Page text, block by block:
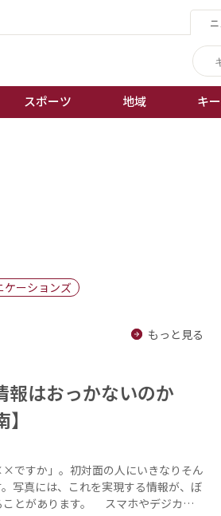
スポーツ 地域 キ
棋王戦
ケーションズ
もっと見る
報はおっかないのか
ですか」。初対面の人にいきなりそん
写真には、これを実現する情報が、ぼ
ことがあります。 スマホやデジカ…